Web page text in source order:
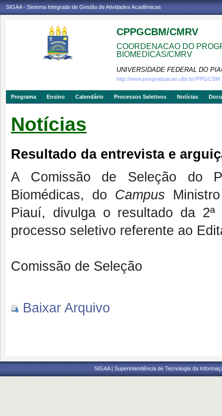
SIGAA - Sistema Integrado de Gestão de Atividades Acadêmicas
CPPGCBM/CMRV
COORDENACAO DO
BIOMEDICAS/CMRV
UNIVERSIDADE FEDERAL DO
http://www.posgraduacao.ufpi.br//PPGCBM
Programa Ensino Calendário Processos Seletivos Notícias
Notícias
Resultado da entrevista e
A Comissão de Seleção do
Biomédicas, do Campus
Piauí, divulga o resultado da
processo seletivo referente ao
Comissão de Seleção
Baixar Arquivo
SIGAA | Superintendência de Tecnologia da